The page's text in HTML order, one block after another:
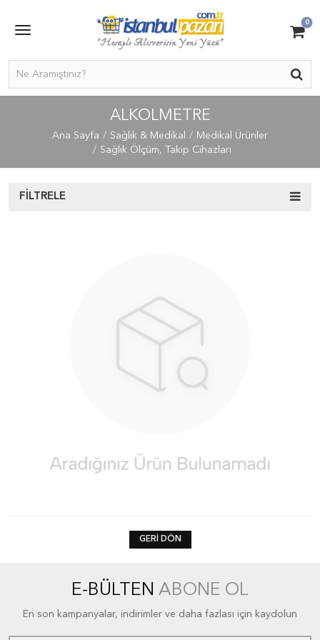
0
ALKOLMETRE
Ana Sayfa Sağlık & Medikal
Medikal Ürünler
Sağlık Ölçüm, Takip Cihazları
FILTRELE
GERI DÖN
E-BÜLTEN ABONE OL
En son kampanyalar, indirimler ve daha fazlası için kaydolun